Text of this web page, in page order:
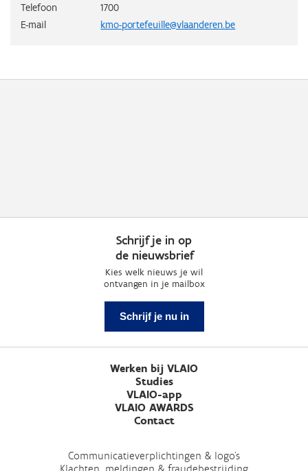
Telefoon
1700
E-mail
kmo-portefeuille@vlaanderen.be
Schrijf je in op
de nieuwsbrief
Kies welk nieuws je wil
ontvangen in je mailbox
Schrijf je nu in
Werken bij VLAIO
Studies
VLAIO-app
VLAIO AWARDS
Contact
Communicatieverplichtingen & logo's